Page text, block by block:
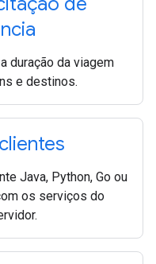
duração da viagem
e destinos.
Java, Python, Go ou
os serviços do